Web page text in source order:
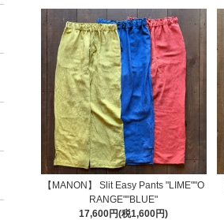
【MANON】 Slit Easy Pants "LIME""O
RANGE""BLUE"
17,600円(税1,600円)